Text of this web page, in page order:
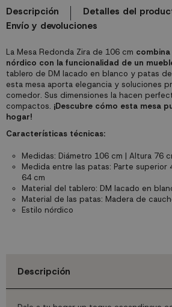
La Mesa Redonda Zira de 106 cm
nórdico con la funcionalidad de un
tablero de DM lacado en blanco y patas
esta mesa aporta elegancia y soluciones
comedor. Sus dimensiones la hacen
compactos. ¡Descubre cómo esta mesa
hogar!
Características técnicas:
Medidas: Diámetro 106 cm | Altura 76
Medida entre las patas: Parte superior
64 cm
Material del tablero: DM lacado en
Material de las patas: Madera de
Estilo nórdico
Descripción
Detalles del
Envío y devoluciones
Descripción